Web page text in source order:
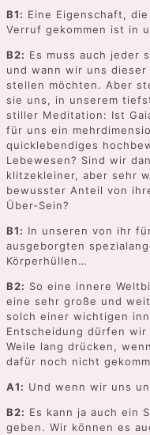
B1: Eine Eigenschaft,
Verruf gekommen ist in
B2: Es muss auch jeder
und wann wir uns dieser
stellen möchten. Aber
sie uns, in unserem
stiller Meditation: Ist
für uns ein
quicklebendiges
Lebewesen? Sind wir
klitzekleiner, aber sehr
bewusster Anteil von
Über-Sein?
B1: In unseren von ihr
ausgeborgten
Körperhüllen…
B2: So eine innere
eine sehr große und
solch einer wichtigen
Entscheidung dürfen wir
Weile lang drücken,
dafür noch nicht
A1: Und wenn wir uns
B2: Es kann ja auch ein
geben. Wir können es